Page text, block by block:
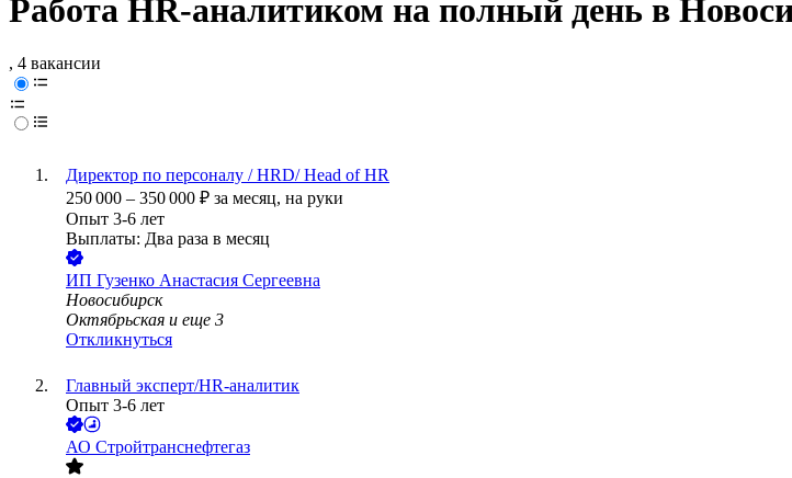
Работа HR-аналитиком на полный день в
, 4 вакансии
Директор по персоналу / HRD/ Head of HR
250 000 – 350 000 ₽ за месяц, на руки
Опыт 3-6 лет
Выплаты: Два раза в месяц
ИП Гузенко Анастасия Сергеевна
Новосибирск
Октябрьская и еще 3
Откликнуться
Главный эксперт/HR-аналитик
Опыт 3-6 лет
АО Стройтранснефтегаз